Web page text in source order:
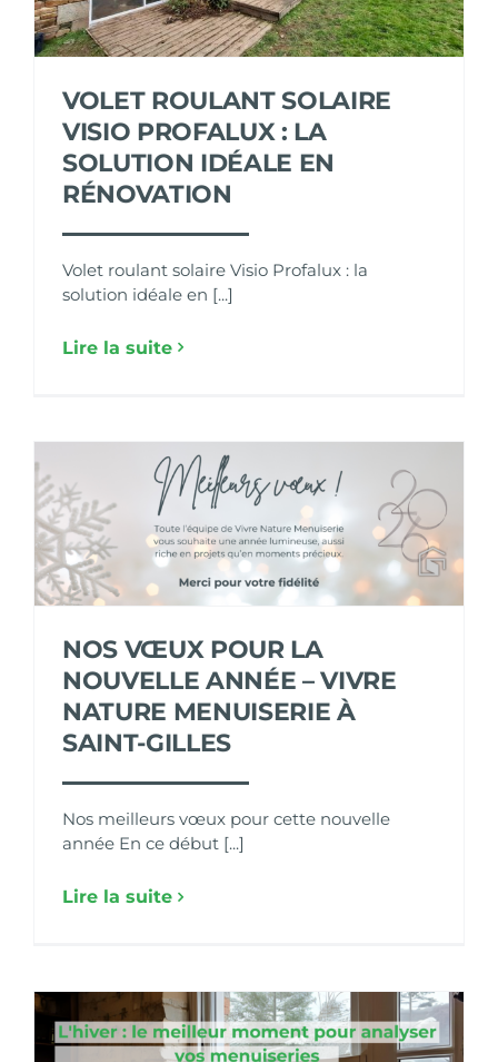
VOLET ROULANT SOLAIRE
VISIO PROFALUX : LA
SOLUTION IDÉALE EN
RÉNOVATION
Volet roulant solaire Visio Profalux : la
solution idéale en [...]
Lire la suite
NOS VŒUX POUR LA
NOUVELLE ANNÉE – VIVRE
NATURE MENUISERIE À
SAINT-GILLES
Nos meilleurs vœux pour cette nouvelle
année En ce début [...]
Lire la suite